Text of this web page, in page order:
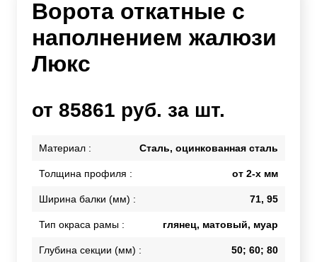
Ворота откатные с
наполнением жалюзи
Люкс
от 85861 руб. за шт.
Материал : Сталь, оцинкованная сталь
Толщина профиля : от 2-х мм
Ширина балки (мм) : 71, 95
Тип окраса рамы : глянец, матовый, муар
Глубина секции (мм) : 50; 60; 80